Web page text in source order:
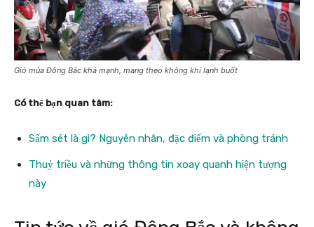
Gió mùa Đông Bắc khá mạnh, mang theo không khí lạnh buốt
Có thể bạn quan tâm:
Sấm sét là gì? Nguyên nhân, đặc điểm và phòng tránh
Thuỷ triều và những thông tin xoay quanh hiện tượng
này